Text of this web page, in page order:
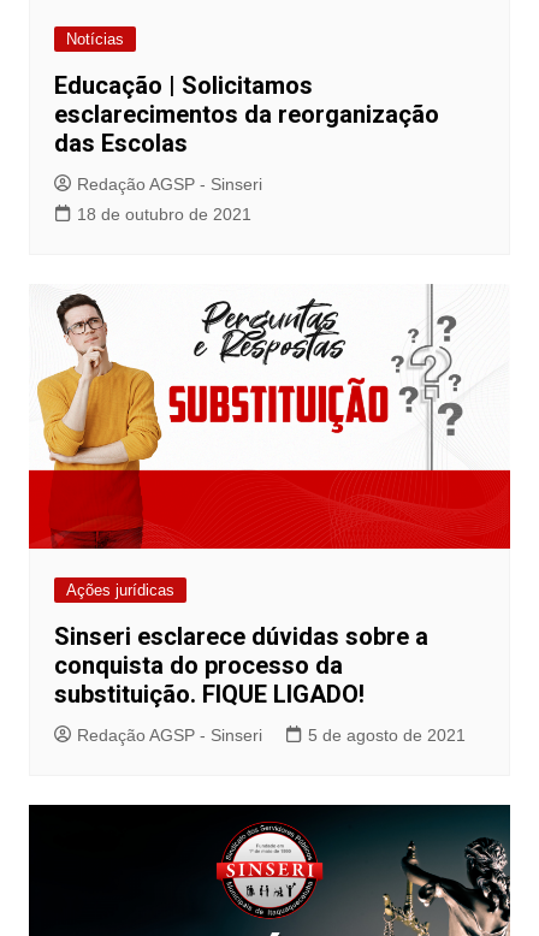
Notícias
Educação | Solicitamos
esclarecimentos da reorganização
das Escolas
Redação AGSP - Sinseri
18 de outubro de 2021
Ações jurídicas
Sinseri esclarece dúvidas sobre a
conquista do processo da
substituição. FIQUE LIGADO!
Redação AGSP - Sinseri 5 de agosto de 2021